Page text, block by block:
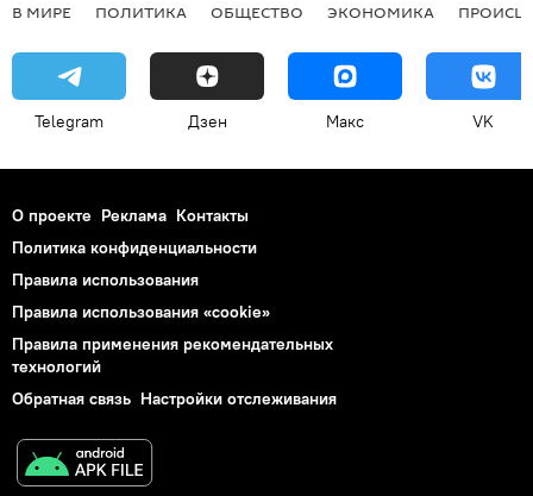
В МИРЕ ПОЛИТИКА ОБЩЕСТВО ЭКОНОМИКА
Telegram Дзен Макс VK
О проекте Реклама Контакты
Политика конфиденциальности
Правила использования
Правила использования «cookie»
Правила применения рекомендательных
технологий
Обратная связь Настройки отслеживания